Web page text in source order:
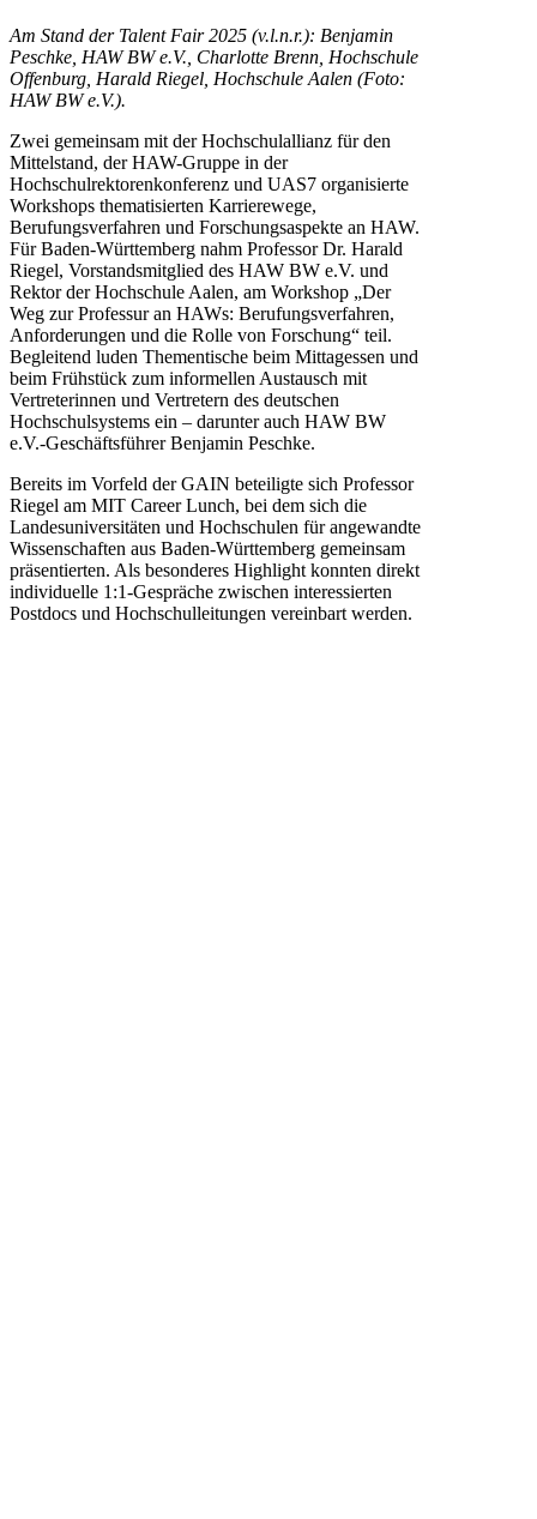
Am Stand der Talent Fair 2025 (v.l.n.r.): Benjamin
Peschke, HAW BW e.V., Charlotte Brenn, Hochschule
Offenburg, Harald Riegel, Hochschule Aalen (Foto:
HAW BW e.V.).
Zwei gemeinsam mit der Hochschulallianz für den
Mittelstand, der HAW-Gruppe in der
Hochschulrektorenkonferenz und UAS7 organisierte
Workshops thematisierten Karrierewege,
Berufungsverfahren und Forschungsaspekte an HAW.
Für Baden-Württemberg nahm Professor Dr. Harald
Riegel, Vorstandsmitglied des HAW BW e.V. und
Rektor der Hochschule Aalen, am Workshop „Der
Weg zur Professur an HAWs: Berufungsverfahren,
Anforderungen und die Rolle von Forschung“ teil.
Begleitend luden Thementische beim Mittagessen und
beim Frühstück zum informellen Austausch mit
Vertreterinnen und Vertretern des deutschen
Hochschulsystems ein – darunter auch HAW BW
e.V.-Geschäftsführer Benjamin Peschke.
Bereits im Vorfeld der GAIN beteiligte sich Professor
Riegel am MIT Career Lunch, bei dem sich die
Landesuniversitäten und Hochschulen für angewandte
Wissenschaften aus Baden-Württemberg gemeinsam
präsentierten. Als besonderes Highlight konnten direkt
individuelle 1:1-Gespräche zwischen interessierten
Postdocs und Hochschulleitungen vereinbart werden.